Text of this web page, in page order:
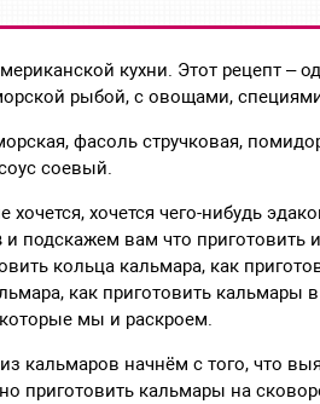
кухни. Этот рецепт –
рыбой, с овощами,
фасоль стручковая,
соевый.
хочется, хочется чего-нибудь
и подскажем вам что приготовить
кольца кальмара, как
как приготовить
мы и раскроем.
кальмаров начнём с того, что
приготовить кальмары на